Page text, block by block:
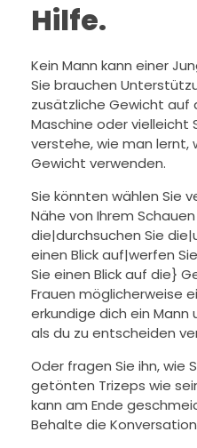
Hilfe.
Kein Mann kann einer
Sie brauchen
zusätzliche Gewicht auf
Maschine oder vielleicht
verstehe, wie man lernt,
Gewicht verwenden.
Sie könnten wählen Sie
Nähe von Ihrem
die|durchsuchen Sie
einen Blick auf|werfen
Sie einen Blick auf die}
Frauen möglicherweise
erkundige dich ein
als du zu entscheiden
Oder fragen Sie ihn, wie
getönten Trizeps wie
kann am Ende
Behalte die